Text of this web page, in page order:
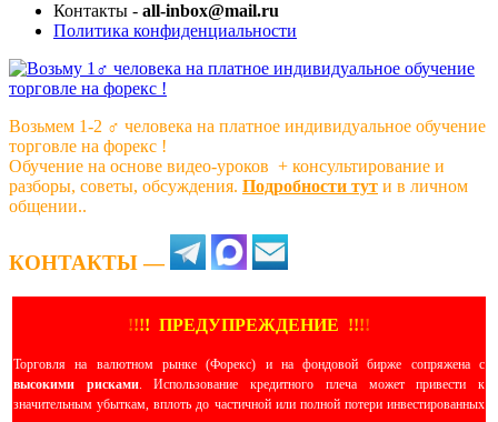
Контакты - all-inbox@mail.ru
Политика конфиденциальности
Возьмем 1-2 ‍♂️ человека на платное индивидуальное обучение
торговле на форекс !
Обучение на основе видео-уроков ️ + консультирование и
разборы, советы, обсуждения. Подробности тут и в личном
общении..
КОНТАКТЫ —
!!!! ПРЕДУПРЕЖДЕНИЕ !!!!
Торговля на валютном рынке (Форекс) и на фондовой бирже сопряжена с
высокими рисками. Использование кредитного плеча может привести к
значительным убыткам, вплоть до частичной или полной потери инвестированных